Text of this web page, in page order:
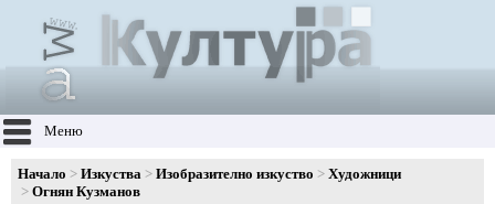
Меню
Начало Изкуства Изобразително изкуство
Художници
Огнян Кузманов